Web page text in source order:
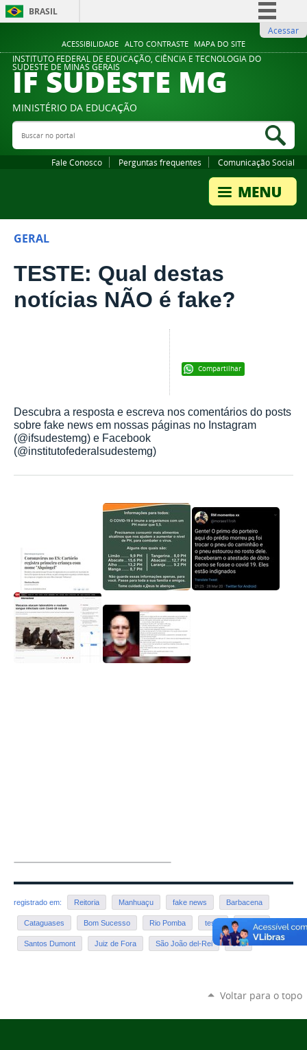
ACESSIBILIDADE ALTO CONTRASTE MAPA DO SITE
BRASIL
Comunica BR
Participe
Legislação
Acessar
INSTITUTO FEDERAL DE EDUCAÇÃO, CIÊNCIA E TECNOLOGIA DO
SUDESTE DE MINAS GERAIS
IF SUDESTE MG
MINISTÉRIO DA EDUCAÇÃO
Buscar no portal
Fale Conosco Perguntas frequentes Comunicação Social
GERAL
TESTE: Qual destas
notícias NÃO é fake?
Compartilhar
Descubra a resposta e escreva nos comentários do posts
sobre fake news em nossas páginas no Instagram
(@ifsudestemg) e Facebook
(@institutofederalsudestemg)
registrado em: Reitoria Manhuaçu fake news Barbacena
Cataguases Bom Sucesso Rio Pomba teste Muriaé
Santos Dumont Juiz de Fora São João del-Rei Ubá
Voltar para o topo